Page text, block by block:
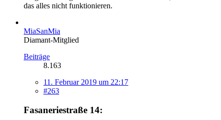
das alles nicht funktionieren.
MiaSanMia
Diamant-Mitglied
Beiträge
8.163
11. Februar 2019 um 22:17
#263
Fasaneriestraße 14: